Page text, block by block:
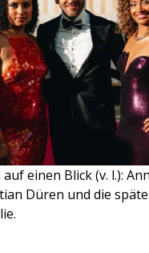
einen Blick (v. l.):
Düren und die